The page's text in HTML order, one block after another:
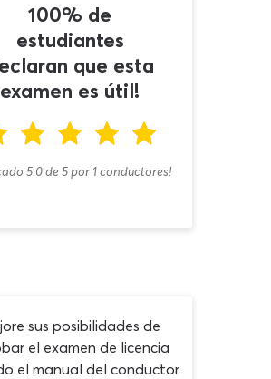
100% de
estudiantes
que esta
examen es útil!
5.0de5 por 1conductores!
sus posibilidades de
el examen de licencia
el manual del conductor